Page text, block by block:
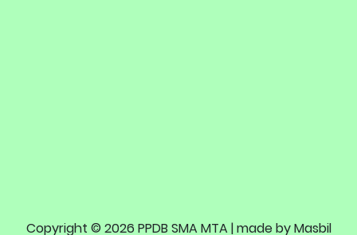
Copyright © 2026 PPDB SMA MTA | madeby Masbil